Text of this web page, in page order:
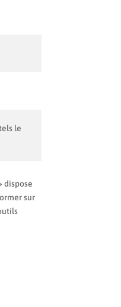
le
dispose
sur